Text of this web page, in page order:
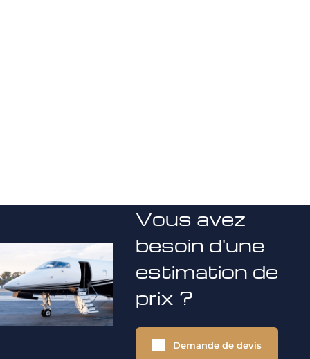
Vous avez
besoin d'une
estimation de
prix ?
Demande de devis